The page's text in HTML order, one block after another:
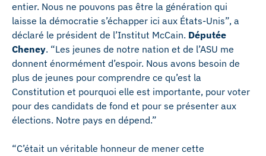
entier. Nous ne pouvons pas être la génération qui
laisse la démocratie s’échapper ici aux États-Unis”, a
déclaré le président de l’Institut McCain. Députée
Cheney. “Les jeunes de notre nation et de l’ASU me
donnent énormément d’espoir. Nous avons besoin de
plus de jeunes pour comprendre ce qu’est la
Constitution et pourquoi elle est importante, pour voter
pour des candidats de fond et pour se présenter aux
élections. Notre pays en dépend.”
“C’était un véritable honneur de mener cette